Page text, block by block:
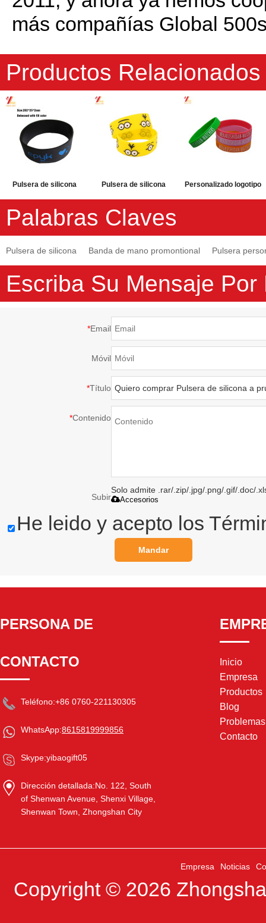
más compañías Global
Productos Relacionados
Pulsera de silicona
de Debossed
personalizado
Pulsera de silicona
personalizada con
logotipo de Debossed
Personalizado logotipo
regalo de promoción
Palabras Claves
Pulsera de silicona Banda de mano promontional Pulsera
Escriba Su Mensaje Por
*Email
Móvil
*Título
*Contenido
Subir
Solo admite .rar/.zip/.jpg/.png/.gif/.doc/
Accesorios
He leido y acepto los
Mandar
PERSONA DE
CONTACTO
Teléfono:+86 0760-221130305
WhatsApp:8615819999856
Skype:yibaogift05
Dirección detallada:No. 122, South
of Shenwan Avenue, Shenxi Village,
Shenwan Town, Zhongshan City
Inicio
Empresa
Productos
Blog
Contacto
Empresa Noticias
Copyright © 2026